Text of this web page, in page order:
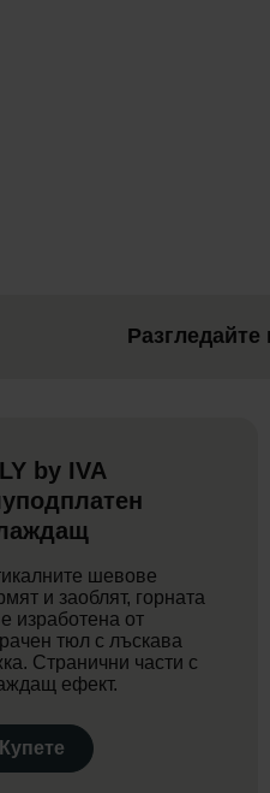
Разгледайте
by IVA
шевове
и заоблят, горната
е изработена от
тюл с лъскава
Странични части с
ефект.
Купете